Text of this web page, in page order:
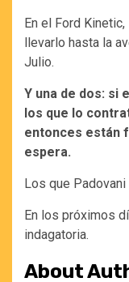
En el Ford
llevarlo hasta la
Julio.
Y una de dos: si
los que lo
entonces están
espera.
Los que
En los próximos
indagatoria.
About